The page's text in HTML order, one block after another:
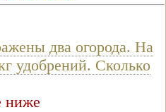
два огорода. На
удобрений. Сколько
ниже